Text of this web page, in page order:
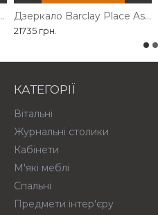
Дзеркало Barclay Place Ashley
21735 грн.
КАТЕГОРІЇ
Вітальні
Журнальні столики
Кабінети
М'які меблі
Спальні
Предмети інтер'єру